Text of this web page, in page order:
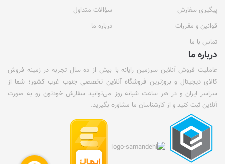
پیگیری سفارش
سؤالات متداول
قوانین و مقررات
درباره ما
تماس با ما
درباره ما
عاملیت فروش آنلاین سرزمین رایانه با بیش از ده سال تجربه در زمینه فروش
کالای دیجیتال و بروزترین فروشگاه آنلاین تخصصی جنوب غرب کشور؛ شما از
سراسر ایران و در هر ساعت شبانه روز می‌توانید سفارش خودتون رو به صورت
آنلاین ثبت کنید و از کارشناسان ما مشاوره بگیرید.